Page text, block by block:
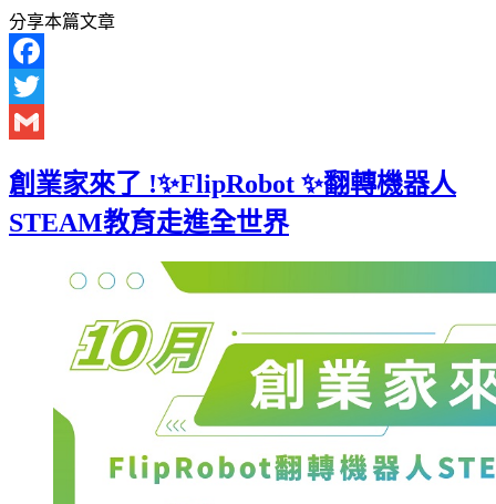
分享本篇文章
Facebook
Twitter
創業家來了 !✨️FlipRobot ✨️翻轉機器人
STEAM教育走進全世界